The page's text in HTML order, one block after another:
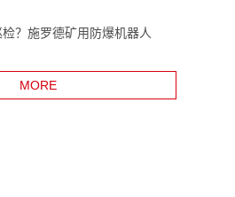
？施罗德矿用防爆机器人
MORE